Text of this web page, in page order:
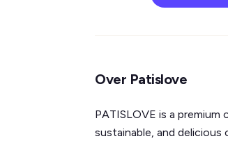
Over Patislove
PATISLOVE is a
sustainable, and